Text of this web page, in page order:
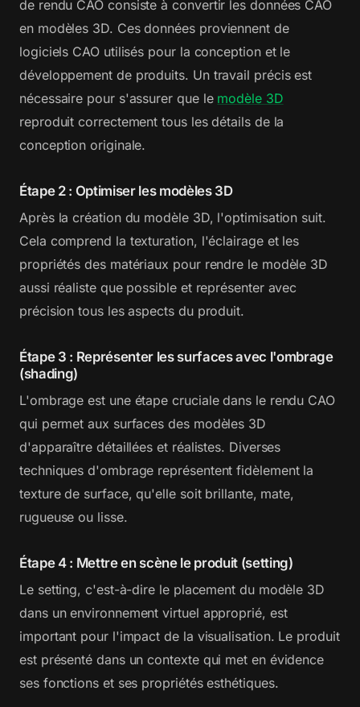
de rendu CAO consiste à convertir les données CAO
en modèles 3D. Ces données proviennent de
logiciels CAO utilisés pour la conception et le
développement de produits. Un travail précis est
nécessaire pour s'assurer que le modèle 3D
reproduit correctement tous les détails de la
conception originale.
Étape 2 : Optimiser les modèles 3D
Après la création du modèle 3D, l'optimisation suit.
Cela comprend la texturation, l'éclairage et les
propriétés des matériaux pour rendre le modèle 3D
aussi réaliste que possible et représenter avec
précision tous les aspects du produit.
Étape 3 : Représenter les surfaces avec l'ombrage
(shading)
L'ombrage est une étape cruciale dans le rendu CAO
qui permet aux surfaces des modèles 3D
d'apparaître détaillées et réalistes. Diverses
techniques d'ombrage représentent fidèlement la
texture de surface, qu'elle soit brillante, mate,
rugueuse ou lisse.
Étape 4 : Mettre en scène le produit (setting)
Le setting, c'est-à-dire le placement du modèle 3D
dans un environnement virtuel approprié, est
important pour l'impact de la visualisation. Le produit
est présenté dans un contexte qui met en évidence
ses fonctions et ses propriétés esthétiques.